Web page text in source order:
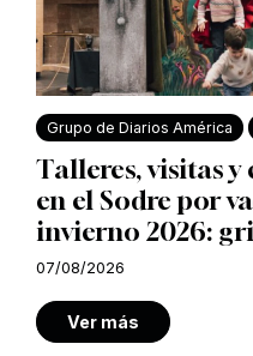
Grupo de Diarios América
Talleres, visitas
en el Sodre por
invierno 2026:
07/08/2026
Ver más